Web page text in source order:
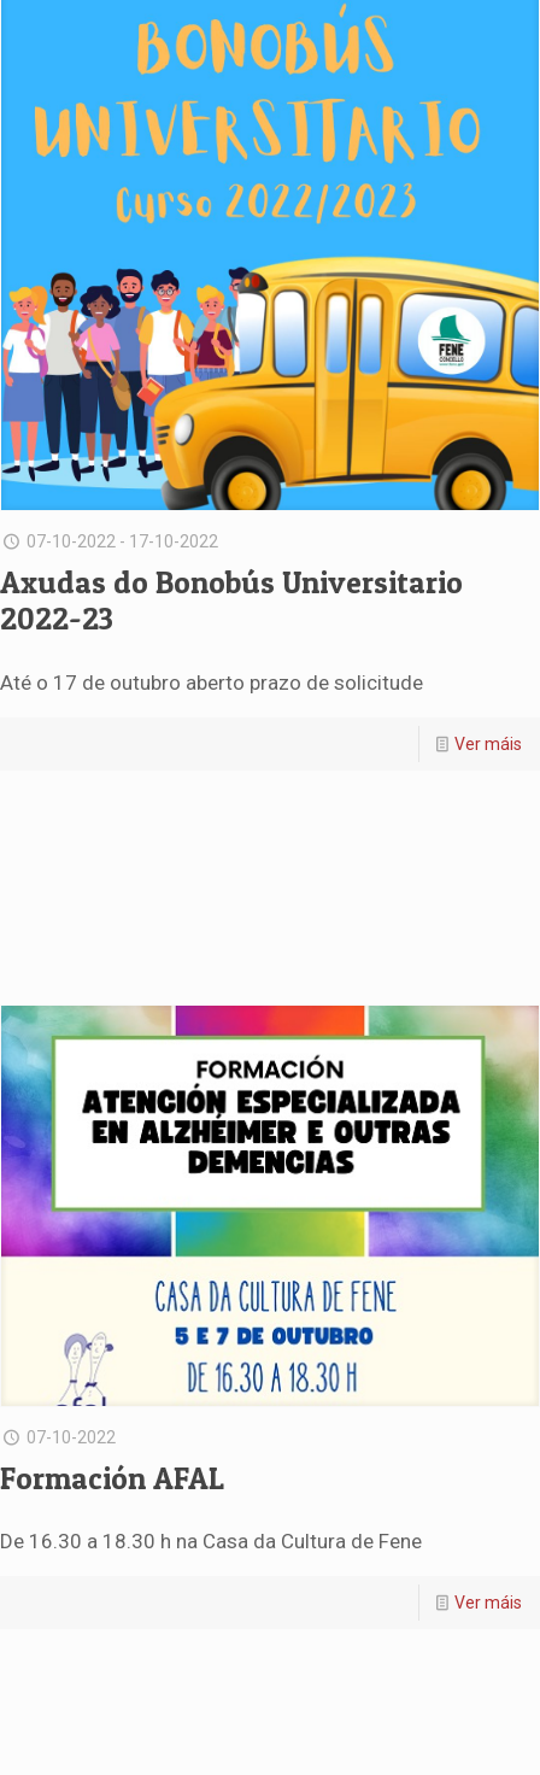
07-10-2022 - 17-10-2022
Axudas do Bonobús Universitario
2022-23
Até o 17 de outubro aberto prazo de solicitude
Ver máis
07-10-2022
Formación AFAL
De 16.30 a 18.30 h na Casa da Cultura de Fene
Ver máis